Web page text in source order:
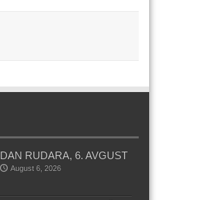
DAN RUDARA, 6. AVGUST
August 6, 2026